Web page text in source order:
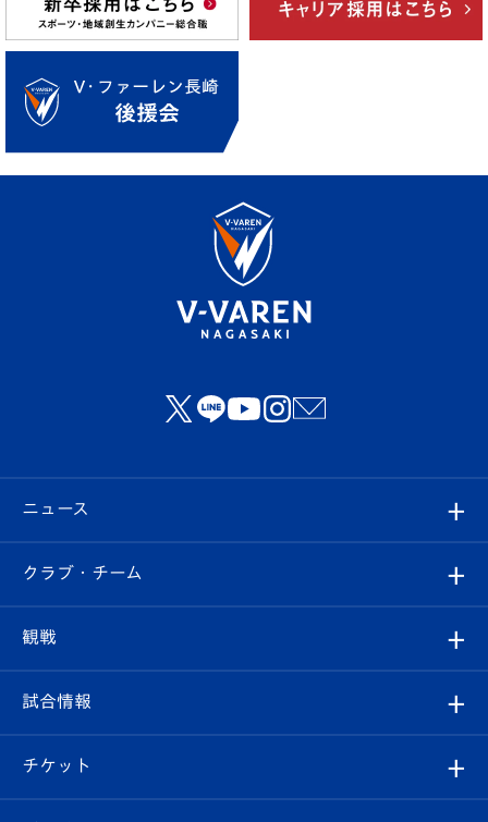
ニュース
すべて
クラブ
試合情報
クラブ・チーム
クラブ概要
エンブレム紹介
観戦
観戦ルール
はじめての観戦ガイド
試合情報
試合日程/結果
チケット